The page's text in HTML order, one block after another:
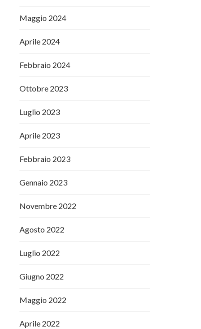
Maggio 2024
Aprile 2024
Febbraio 2024
Ottobre 2023
Luglio 2023
Aprile 2023
Febbraio 2023
Gennaio 2023
Novembre 2022
Agosto 2022
Luglio 2022
Giugno 2022
Maggio 2022
Aprile 2022